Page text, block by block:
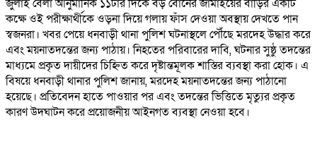
জুলাই বেলা আনুমানিক ১১টার দিকে বড় বোনের জামাইয়ের বাড়ির একটি
কক্ষে ওই পরীক্ষার্থীকে ওড়না দিয়ে গলায় ফাঁস দেওয়া অবস্থায় দেখতে পান
স্বজনরা। খবর পেয়ে ধনবাড়ী থানা পুলিশ ঘটনাস্থলে পৌঁছে মরদেহ উদ্ধার করে
এবং ময়নাতদন্তের জন্য পাঠায়। নিহতের পরিবারের দাবি, ঘটনার সুষ্ঠু তদন্তের
মাধ্যমে প্রকৃত দায়ীদের চিহ্নিত করে দৃষ্টান্তমূলক শাস্তির ব্যবস্থা করা হোক। এ
বিষয়ে ধনবাড়ী থানার পুলিশ জানায়, মরদেহ ময়নাতদন্তের জন্য পাঠানো
হয়েছে। প্রতিবেদন হাতে পাওয়ার পর এবং তদন্তের ভিত্তিতে মৃত্যুর প্রকৃত
কারণ উদঘাটন করে প্রয়োজনীয় আইনগত ব্যবস্থা নেওয়া হবে।